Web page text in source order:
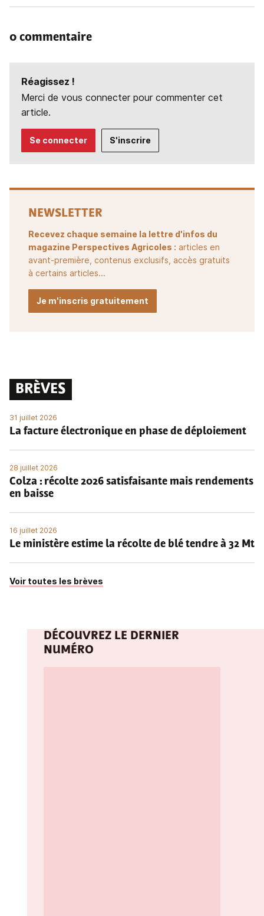
0 commentaire
Réagissez !
Merci de vous connecter pour commenter cet
article.
Se connecter S'inscrire
NEWSLETTER
Recevez chaque semaine la lettre d'infos du
magazine Perspectives Agricoles : articles en
avant-première, contenus exclusifs, accès gratuits
à certains articles...
Je m'inscris gratuitement
BRÈVES
31 juillet 2026
La facture électronique en phase de déploiement
28 juillet 2026
Colza : récolte 2026 satisfaisante mais rendements
en baisse
16 juillet 2026
Le ministère estime la récolte de blé tendre à 32 Mt
Voir toutes les brèves
DÉCOUVREZ LE DERNIER
NUMÉRO